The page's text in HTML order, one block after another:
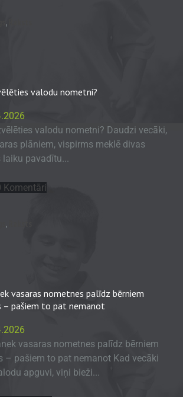
,
valodu nometni?
valodu nometni? Daudzi vecāki,
plāniem, vispirms meklē divas
pavadītu...
Komentāri
,
vasaras nometnes palīdz bērniem
pašiem to pat nemanot
vasaras nometnes palīdz bērniem
– pašiem to pat nemanot Kad vecāki
apguvi, viņi bieži...